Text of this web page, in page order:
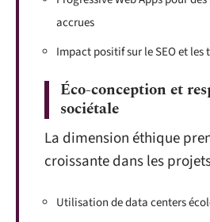
accrues
Impact positif sur le SEO et les
Éco-conception et
sociétale
La dimension éthique
croissante dans les
Utilisation de data centers